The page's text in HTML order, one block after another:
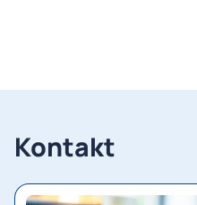
Kontakt